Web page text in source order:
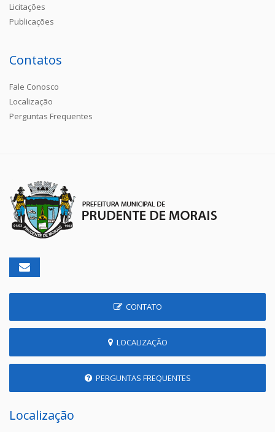
Licitações
Publicações
Contatos
Fale Conosco
Localização
Perguntas Frequentes
CONTATO
LOCALIZAÇÃO
PERGUNTAS FREQUENTES
Localização